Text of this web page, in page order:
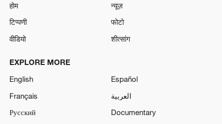
होम
न्यूज़
टिप्पणी
फोटो
वीडियो
शीत्सांग
EXPLORE MORE
English
Español
Français
العربية
Русский
Documentary